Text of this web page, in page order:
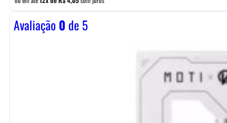
Avaliação0 de 5